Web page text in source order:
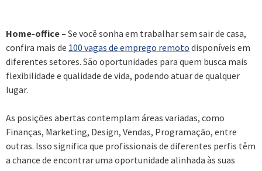
Home-office – Se você sonha em trabalhar sem sair de casa,
confira mais de 100 vagas de emprego remoto disponíveis em
diferentes setores. São oportunidades para quem busca mais
flexibilidade e qualidade de vida, podendo atuar de qualquer
lugar.
As posições abertas contemplam áreas variadas, como
Finanças, Marketing, Design, Vendas, Programação, entre
outras. Isso significa que profissionais de diferentes perfis têm
a chance de encontrar uma oportunidade alinhada às suas